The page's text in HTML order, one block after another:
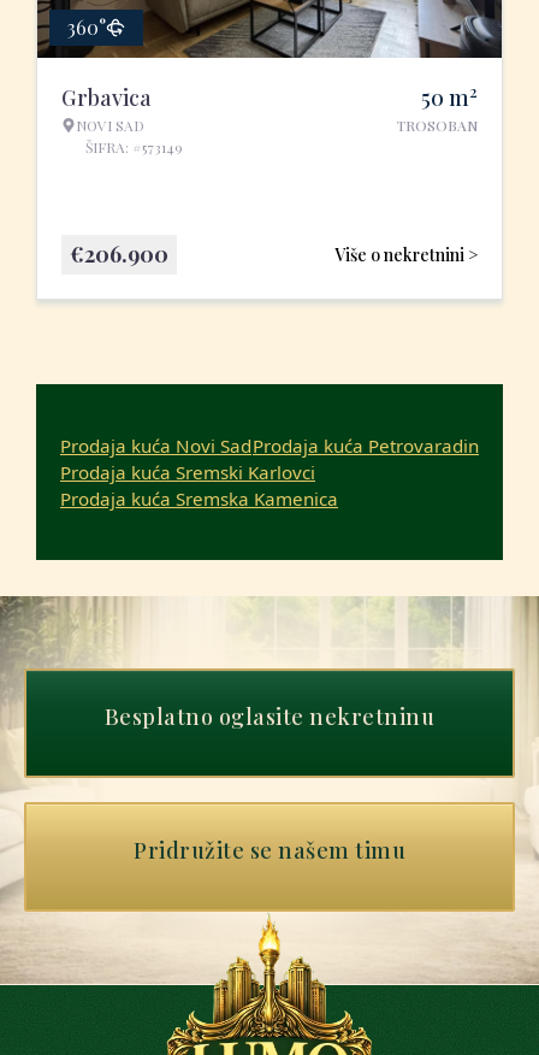
360°
Grbavica
NOVI SAD
ŠIFRA: #573149
50 m2
TROSOBAN
Više o nekretnini >
€206.900
Prodaja kuća Novi SadProdaja kuća Petrovaradin
Prodaja kuća Sremski Karlovci
Prodaja kuća Sremska Kamenica
Besplatno oglasite nekretninu
Pridružite se našem timu